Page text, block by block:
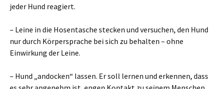
jeder Hund reagiert.
– Leine in die Hosentasche stecken und versuchen, den Hund
nur durch Körpersprache bei sich zu behalten – ohne
Einwirkung der Leine.
– Hund „andocken“ lassen. Er soll lernen und erkennen, dass